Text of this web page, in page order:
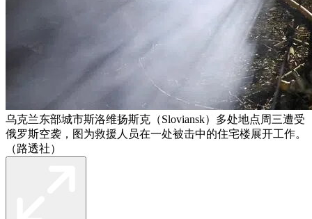
乌克兰东部城市斯洛维扬斯克（Sloviansk）多处地点周三遭受
俄罗斯空袭，图为救援人员在一处被击中的住宅楼展开工作。
（路透社）